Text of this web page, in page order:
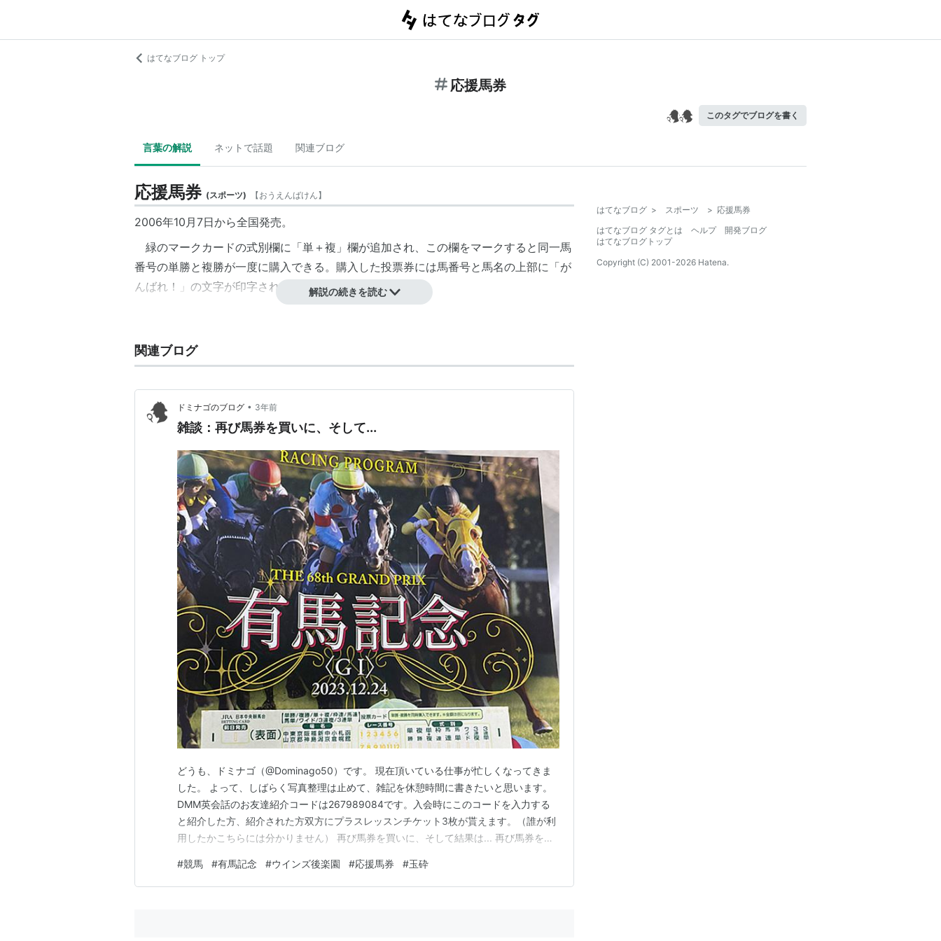
はてなブログ トップ
応援馬券
このタグでブログを書く
言葉の解説 ネットで話題 関連ブログ
応援馬券 (スポーツ) 【おうえんばけん】
2006年10月7日から全国発売。
緑のマークカードの式別欄に「単＋複」欄が追加され、この欄をマークすると同一馬
番号の単勝と複勝が一度に購入できる。購入した投票券には馬番号と馬名の上部に「が
んばれ！」の文字が印字される。
解説の続きを読む
関連ブログ
ドミナゴのブログ • 3年前
雑談：再び馬券を買いに、そして...
どうも、ドミナゴ（@Dominago50）です。 現在頂いている仕事が忙しくなってきま
した。 よって、しばらく写真整理は止めて、雑記を休憩時間に書きたいと思います。
DMM英会話のお友達紹介コードは267989084です。入会時にこのコードを入力する
と紹介した方、紹介された方双方にプラスレッスンチケット3枚が貰えます。（誰が利
用したかこちらには分かりません） 再び馬券を買いに、そして結果は... 再び馬券を買
妻に馬券を見せると、「私も買いたい。」と意外な答えが...。 妻なりに予想した馬
を、本日また買いに行くこと…
#競馬 #有馬記念 #ウインズ後楽園 #応援馬券 #玉砕
はてなブログ > スポーツ > 応援馬券
はてなブログ タグとは
ヘルプ
開発ブログ
はてなブログトップ
Copyright (C) 2001-2026 Hatena.